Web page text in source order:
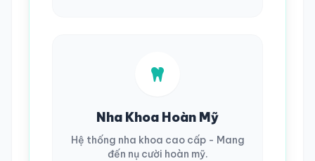
Nha Khoa Hoàn Mỹ
Hệ thống nha khoa cao cấp - Mang
đến nụ cười hoàn mỹ.